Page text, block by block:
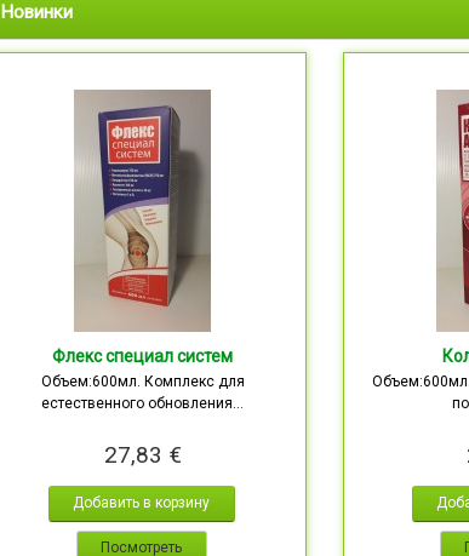
Новинки
Флекс специал систем
Объем:600мл. Комплекс для
естественного обновления...
27,83 €
Добавить в корзину
Посмотреть